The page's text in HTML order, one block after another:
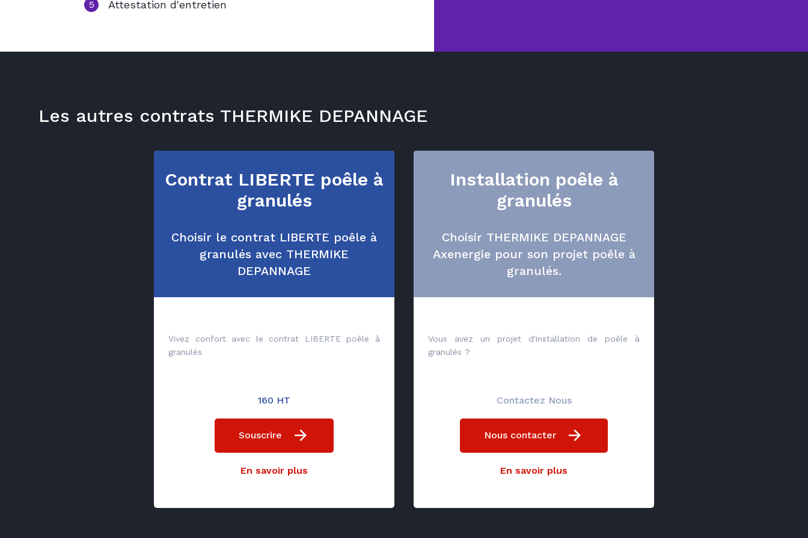
5 Attestation d'entretien
Les autres contrats THERMIKE DEPANNAGE
Contrat LIBERTE poêle à
granulés
Choisir le contrat LIBERTE poêle à
granulés avec THERMIKE
DEPANNAGE
Vivez confort avec le contrat LIBERTE poêle à
granulés
160 HT
Souscrire
En savoir plus
Installation poêle à
granulés
Choisir THERMIKE DEPANNAGE
Axenergie pour son projet poêle à
granulés.
Vous avez un projet d'installation de poêle à
granulés ?
Contactez Nous
Nous contacter
En savoir plus